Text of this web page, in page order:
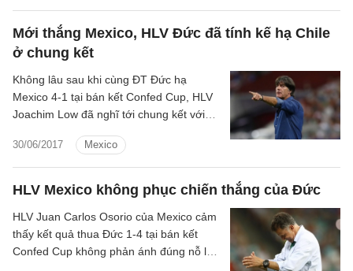
không hề nói khoác.
Mới thắng Mexico, HLV Đức đã tính kế hạ Chile
ở chung kết
30/06/2017 Mexico
Không lâu sau khi cùng ĐT Đức hạ
Mexico 4-1 tại bán kết Confed Cup, HLV
Joachim Low đã nghĩ tới chung kết với
HLV Mexico không phục chiến thắng của Đức
HLV Juan Carlos Osorio của Mexico cảm
thấy kết quả thua Đức 1-4 tại bán kết
Confed Cup không phản ánh đúng nỗ lực